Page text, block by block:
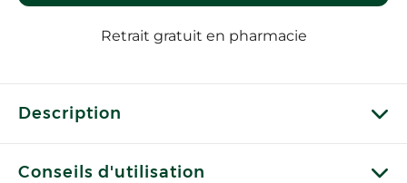
Retrait gratuit en pharmacie
Description
Conseils d'utilisation